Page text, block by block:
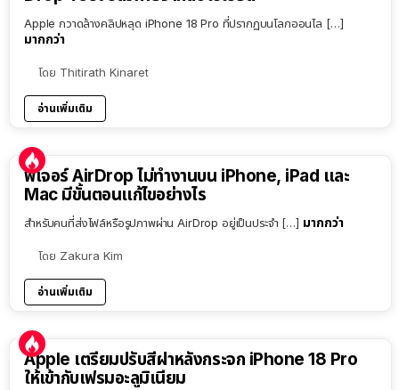
Apple กวาดล้างคลิปหลุด iPhone 18 Pro ที่ปรากฏบนโลกออนไล […]
มากกว่า
โดย Thitirath Kinaret
อ่านเพิ่มเติม
ฟีเจอร์ AirDrop ไม่ทำงานบน iPhone, iPad และ
Mac มีขั้นตอนแก้ไขอย่างไร
สำหรับคนที่ส่งไฟล์หรือรูปภาพผ่าน AirDrop อยู่เป็นประจำ […] มากกว่า
โดย Zakura Kim
อ่านเพิ่มเติม
Apple เตรียมปรับสีฝาหลังกระจก iPhone 18 Pro
ให้เข้ากับเฟรมอะลูมิเนียม